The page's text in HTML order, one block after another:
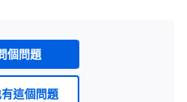
個問題
這個問題